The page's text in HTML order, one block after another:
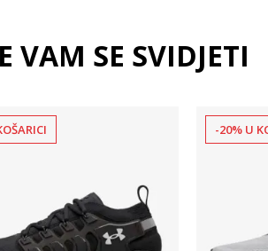
VAM SE SVIDJETI
-20% U